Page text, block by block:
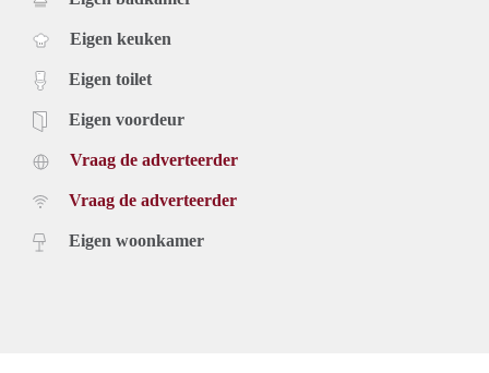
Eigen keuken
Eigen toilet
Eigen voordeur
Vraag de adverteerder
Vraag de adverteerder
Eigen woonkamer